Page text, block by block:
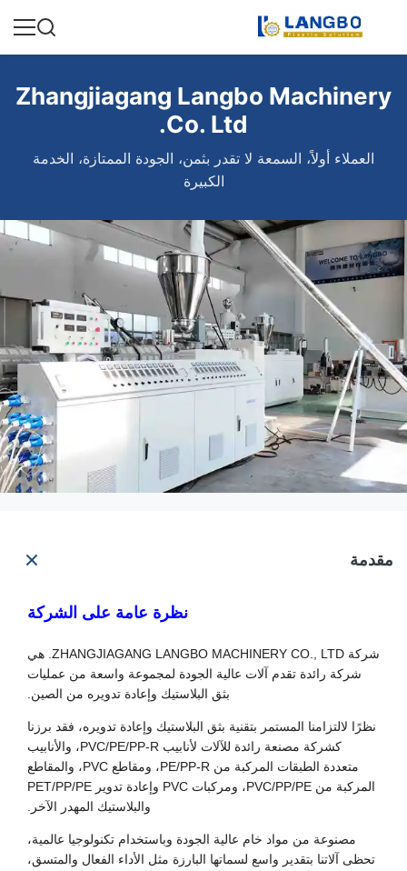
Zhangjiagang Langbo Machinery
Co. Ltd.
العملاء أولاً، السمعة لا تقدر بثمن، الجودة الممتازة، الخدمة
الكبيرة
مقدمة
نظرة عامة على الشركة
شركة ZHANGJIAGANG LANGBO MACHINERY CO., LTD. هي
شركة رائدة تقدم آلات عالية الجودة لمجموعة واسعة من عمليات
بثق البلاستيك وإعادة تدويره من الصين.
نظرًا لالتزامنا المستمر بتقنية بثق البلاستيك وإعادة تدويره، فقد برزنا
كشركة مصنعة رائدة للآلات لأنابيب PVC/PE/PP-R، والأنابيب
متعددة الطبقات المركبة من PE/PP-R، ومقاطع PVC، والمقاطع
المركبة من PVC/PP/PE، ومركبات PVC وإعادة تدوير PET/PP/PE
والبلاستيك المهدر الآخر.
مصنوعة من مواد خام عالية الجودة وباستخدام تكنولوجيا عالمية،
تحظى آلاتنا بتقدير واسع لسماتها البارزة مثل الأداء الفعال والمتسق،